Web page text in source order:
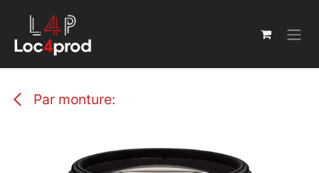
Par monture: